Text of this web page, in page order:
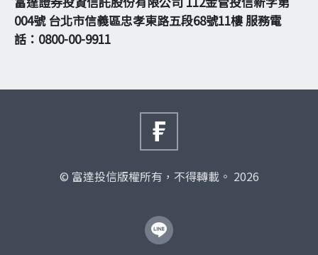
004號 台北市信義區忠孝東路五段68號11樓 服務電
話：0800-00-9911
© 富達投信版權所有，不得轉載。 2026